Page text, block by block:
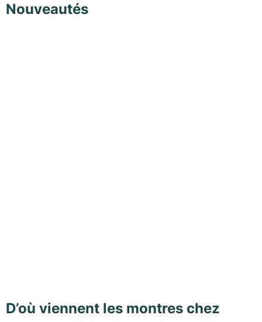
Nouveautés
D’où viennent les montres chez